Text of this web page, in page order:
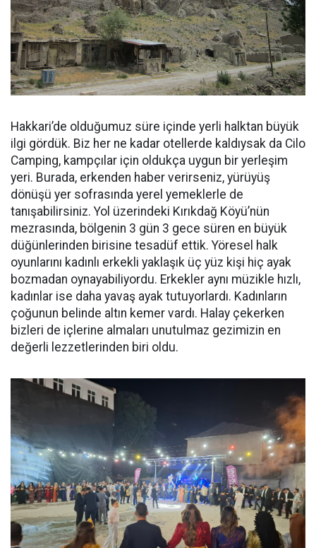
Hakkari’de olduğumuz süre içinde yerli halktan büyük
ilgi gördük. Biz her ne kadar otellerde kaldıysak da Cilo
Camping, kampçılar için oldukça uygun bir yerleşim
yeri. Burada, erkenden haber verirseniz, yürüyüş
dönüşü yer sofrasında yerel yemeklerle de
tanışabilirsiniz. Yol üzerindeki Kırıkdağ Köyü’nün
mezrasında, bölgenin 3 gün 3 gece süren en büyük
düğünlerinden birisine tesadüf ettik. Yöresel halk
oyunlarını kadınlı erkekli yaklaşık üç yüz kişi hiç ayak
bozmadan oynayabiliyordu. Erkekler aynı müzikle hızlı,
kadınlar ise daha yavaş ayak tutuyorlardı. Kadınların
çoğunun belinde altın kemer vardı. Halay çekerken
bizleri de içlerine almaları unutulmaz gezimizin en
değerli lezzetlerinden biri oldu.